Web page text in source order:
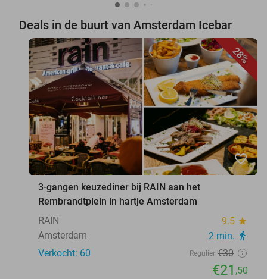
Deals in de buurt van Amsterdam Icebar
28%
favorite_border
3-gangen keuzediner bij RAIN aan het
Rembrandtplein in hartje Amsterdam
RAIN
9.5 star
Amsterdam 2 min. directions_walk
Verkocht: 60 Regulier €30
€21 ,50